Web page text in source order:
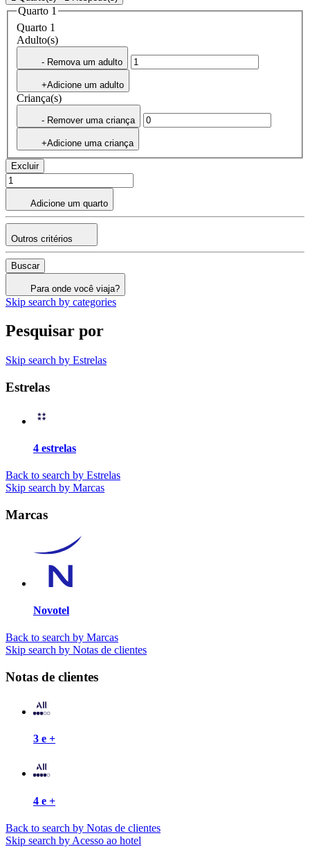
Quarto 1
Quarto 1
Adulto(s)
- Remova um adulto
+Adicione um adulto
Criança(s)
- Remover uma criança
+Adicione uma criança
Excluir
Adicione um quarto
Outros critérios
Buscar
Para onde você viaja?
Skip search by categories
Pesquisar por
Skip search by Estrelas
Estrelas
4 estrelas
Back to search by Estrelas
Skip search by Marcas
Marcas
Novotel
Back to search by Marcas
Skip search by Notas de clientes
Notas de clientes
3 e +
4 e +
Back to search by Notas de clientes
Skip search by Acesso ao hotel